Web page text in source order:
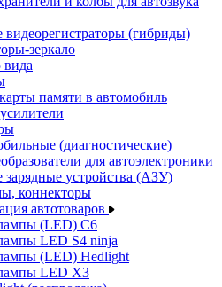
(гибриды)
зеркало
вида
памяти в автомобиль
(диагностические)
для автоэлектроники
устройства (АЗУ)
коннекторы
автотоваров
(LED) C6
LED S4 ninja
(LED) Hedlight
LED X3